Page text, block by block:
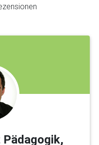
Pädagogik,